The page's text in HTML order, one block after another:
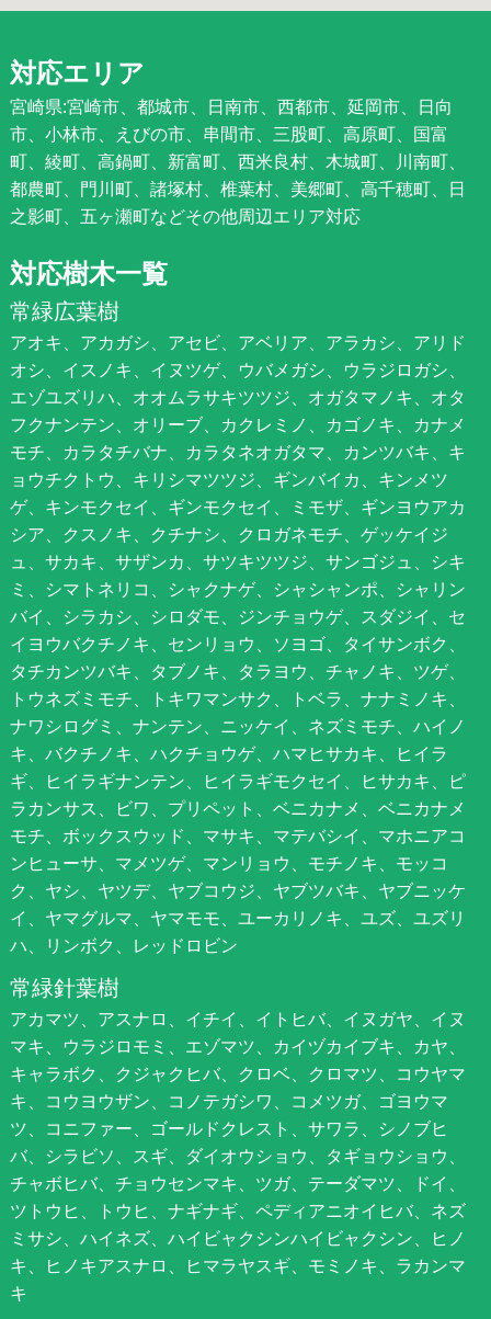
対応エリア
宮崎県:宮崎市、都城市、日南市、西都市、延岡市、日向
市、小林市、えびの市、串間市、三股町、高原町、国富
町、綾町、高鍋町、新富町、西米良村、木城町、川南町、
都農町、門川町、諸塚村、椎葉村、美郷町、高千穂町、日
之影町、五ヶ瀬町などその他周辺エリア対応
対応樹木一覧
常緑広葉樹
アオキ、アカガシ、アセビ、アベリア、アラカシ、アリド
オシ、イスノキ、イヌツゲ、ウバメガシ、ウラジロガシ、
エゾユズリハ、オオムラサキツツジ、オガタマノキ、オタ
フクナンテン、オリーブ、カクレミノ、カゴノキ、カナメ
モチ、カラタチバナ、カラタネオガタマ、カンツバキ、キ
ョウチクトウ、キリシマツツジ、ギンバイカ、キンメツ
ゲ、キンモクセイ、ギンモクセイ、ミモザ、ギンヨウアカ
シア、クスノキ、クチナシ、クロガネモチ、ゲッケイジ
ュ、サカキ、サザンカ、サツキツツジ、サンゴジュ、シキ
ミ、シマトネリコ、シャクナゲ、シャシャンポ、シャリン
バイ、シラカシ、シロダモ、ジンチョウゲ、スダジイ、セ
イヨウバクチノキ、センリョウ、ソヨゴ、タイサンボク、
タチカンツバキ、タブノキ、タラヨウ、チャノキ、ツゲ、
トウネズミモチ、トキワマンサク、トベラ、ナナミノキ、
ナワシログミ、ナンテン、ニッケイ、ネズミモチ、ハイノ
キ、バクチノキ、ハクチョウゲ、ハマヒサカキ、ヒイラ
ギ、ヒイラギナンテン、ヒイラギモクセイ、ヒサカキ、ピ
ラカンサス、ビワ、プリペット、ベニカナメ、ベニカナメ
モチ、ボックスウッド、マサキ、マテバシイ、マホニアコ
ンヒューサ、マメツゲ、マンリョウ、モチノキ、モッコ
ク、ヤシ、ヤツデ、ヤブコウジ、ヤブツバキ、ヤブニッケ
イ、ヤマグルマ、ヤマモモ、ユーカリノキ、ユズ、ユズリ
ハ、リンボク、レッドロビン
常緑針葉樹
アカマツ、アスナロ、イチイ、イトヒバ、イヌガヤ、イヌ
マキ、ウラジロモミ、エゾマツ、カイヅカイブキ、カヤ、
キャラボク、クジャクヒバ、クロベ、クロマツ、コウヤマ
キ、コウヨウザン、コノテガシワ、コメツガ、ゴヨウマ
ツ、コニファー、ゴールドクレスト、サワラ、シノブヒ
バ、シラビソ、スギ、ダイオウショウ、タギョウショウ、
チャボヒバ、チョウセンマキ、ツガ、テーダマツ、ドイ、
ツトウヒ、トウヒ、ナギナギ、ペディアニオイヒバ、ネズ
ミサシ、ハイネズ、ハイビャクシンハイビャクシン、ヒノ
キ、ヒノキアスナロ、ヒマラヤスギ、モミノキ、ラカンマ
キ